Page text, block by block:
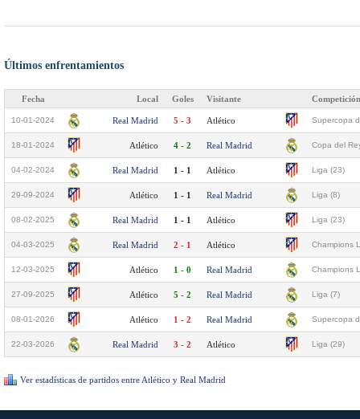
Últimos enfrentamientos
Fecha Local Goles Visitante Competición
10-01-2024 Real Madrid 5 - 3 Atlético Supercopa
18-01-2024 Atlético 4 - 2 Real Madrid Copa del
04-02-2024 Real Madrid 1 - 1 Atlético Liga (23)
29-09-2024 Atlético 1 - 1 Real Madrid Liga (8)
08-02-2025 Real Madrid 1 - 1 Atlético Liga (23)
04-03-2025 Real Madrid 2 - 1 Atlético Champions
12-03-2025 Atlético 1 - 0 Real Madrid Champions
27-09-2025 Atlético 5 - 2 Real Madrid Liga (7)
08-01-2026 Atlético 1 - 2 Real Madrid Supercopa
22-03-2026 Real Madrid 3 - 2 Atlético Liga (29)
Ver estadísticas de partidos entre Atlético y Real Madrid